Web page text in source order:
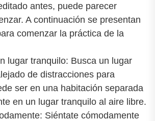
antes, puede parecer
A continuación se presentan
comenzar la práctica de la
lugar tranquilo: Busca un lugar
de distracciones para
ser en una habitación separada
en un lugar tranquilo al aire libre.
Siéntate cómodamente